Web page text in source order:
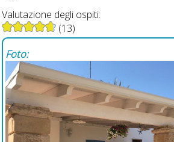
Valutazione degli ospiti:
(13)
Foto: